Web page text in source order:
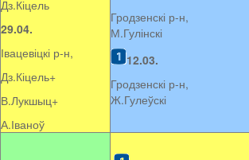
Дз.Кіцель
29.04.
Івацевіцкі р-н,
Дз.Кіцель+
В.Лукшыц+
А.Іваноў
Гродзенскі р-н,
М.Гулінскі
12.03.
Гродзенскі р-н,
Ж.Гулеўскі